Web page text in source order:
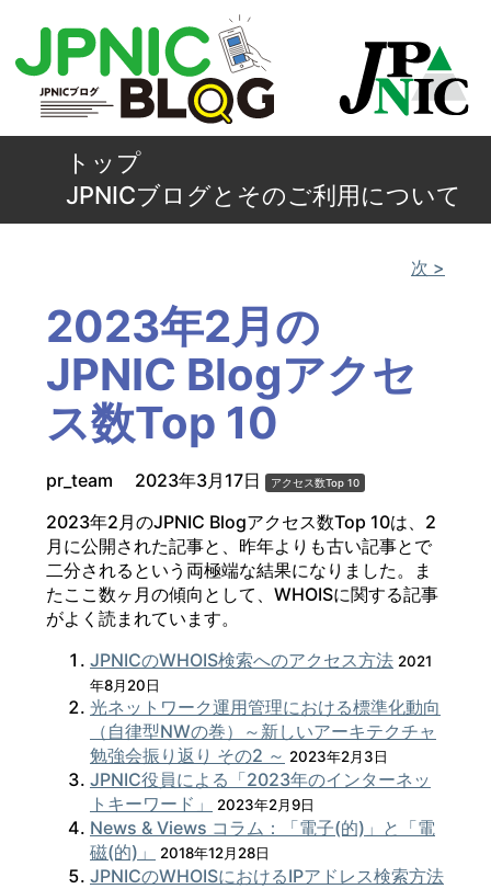
トップ
JPNICブログとそのご利用について
次 >
2023年2月の
JPNIC Blogアクセ
ス数Top 10
pr_team 2023年3月17日 アクセス数Top 10
2023年2月のJPNIC Blogアクセス数Top 10は、2
月に公開された記事と、昨年よりも古い記事とで
二分されるという両極端な結果になりました。ま
たここ数ヶ月の傾向として、WHOISに関する記事
がよく読まれています。
JPNICのWHOIS検索へのアクセス方法 2021
年8月20日
光ネットワーク運用管理における標準化動向
（自律型NWの巻）～新しいアーキテクチャ
勉強会振り返り その2 ～ 2023年2月3日
JPNIC役員による「2023年のインターネッ
トキーワード」
2023年2月9日
News & Views コラム：「電子(的)」と「電
磁(的)」
2018年12月28日
JPNICのWHOISにおけるIPアドレス検索方法